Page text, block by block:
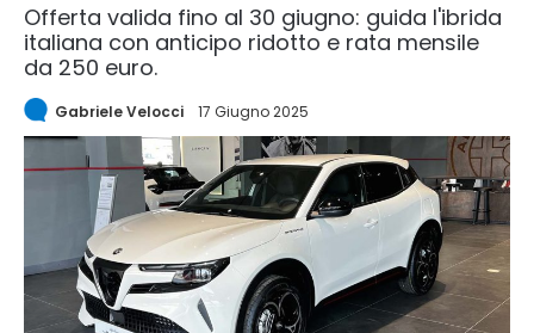
Offerta valida fino al 30 giugno: guida l'ibrida
italiana con anticipo ridotto e rata mensile
da 250 euro.
Gabriele Velocci 17 Giugno 2025